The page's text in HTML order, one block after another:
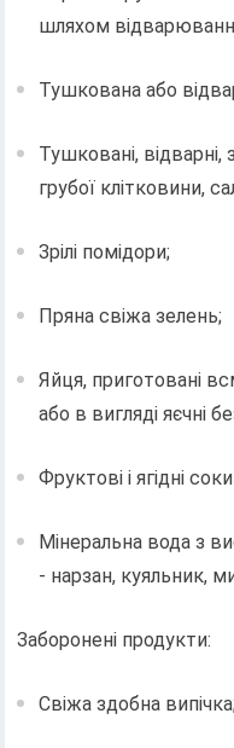
шляхом
Тушкована або
Тушковані, відварні,
грубої клітковини,
Зрілі помідори;
Пряна свіжа зелень;
Яйця, приготовані
або в вигляді яєчні
Фруктові і ягідні
Мінеральна вода з
- нарзан, куяльник,
Заборонені продукти:
Свіжа здобна